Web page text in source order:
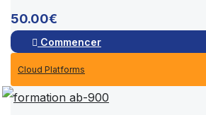
50.00€
Commencer
Cloud Platforms